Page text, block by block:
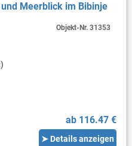
Meerblick im Bibinje
ab 116.47 €
➤ Details anzeigen
Objekt-Nr.31353